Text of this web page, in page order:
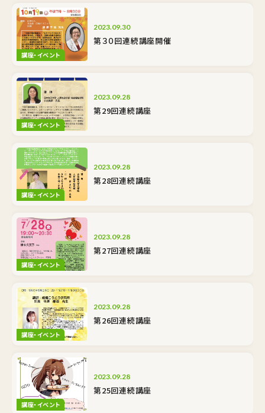
講座・イベント
2023.09.30
第３０回連続講座開催
講座・イベント
2023.09.28
第29回連続講座
講座・イベント
2023.09.28
第28回連続講座
講座・イベント
2023.09.28
第27回連続講座
講座・イベント
2023.09.28
第26回連続講座
講座・イベント
2023.09.28
第25回連続講座